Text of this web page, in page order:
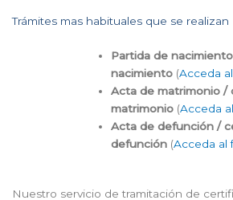
Trámites mas habituales que se realizan
Partida de
nacimiento (Acceda
Acta de matrimonio /
matrimonio (Acceda
Acta de defunción /
defunción (Acceda al
Nuestro servicio de tramitación de